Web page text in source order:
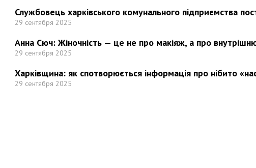
Службовець харківського комунального підприємства
29 сентября 2025
Анна Сюч: Жіночність — це не про макіяж, а про
29 сентября 2025
Харківщина: як спотворюється інформація про нібито
29 сентября 2025